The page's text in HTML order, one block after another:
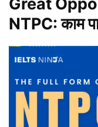
Great
NTPC: काम